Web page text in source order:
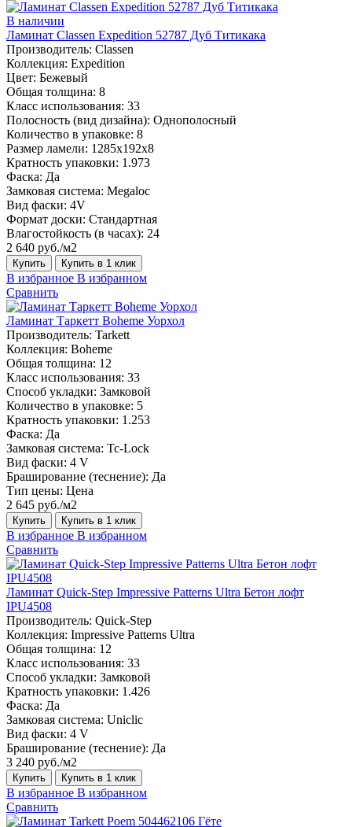
В наличии
Ламинат Classen Expedition 52787 Дуб Титикака
Производитель: Classen
Коллекция: Expedition
Цвет: Бежевый
Общая толщина: 8
Класс использования: 33
Полосность (вид дизайна): Однополосный
Количество в упаковке: 8
Размер ламели: 1285х192х8
Кратность упаковки: 1.973
Фаска: Да
Замковая система: Megaloc
Вид фаски: 4V
Формат доски: Стандартная
Влагостойкость (в часах): 24
2 640 руб./м2
Купить Купить в 1 клик
В избранное В избранном
Сравнить
Ламинат Таркетт Boheme Уорхол
Производитель: Tarkett
Коллекция: Boheme
Общая толщина: 12
Класс использования: 33
Способ укладки: Замковой
Количество в упаковке: 5
Кратность упаковки: 1.253
Фаска: Да
Замковая система: Tc-Lock
Вид фаски: 4 V
Браширование (теснение): Да
Тип цены: Цена
2 645 руб./м2
Купить Купить в 1 клик
В избранное В избранном
Сравнить
Ламинат Quick-Step Impressive Patterns Ultra Бетон лофт
IPU4508
Производитель: Quick-Step
Коллекция: Impressive Patterns Ultra
Общая толщина: 12
Класс использования: 33
Способ укладки: Замковой
Кратность упаковки: 1.426
Фаска: Да
Замковая система: Uniclic
Вид фаски: 4 V
Браширование (теснение): Да
3 240 руб./м2
Купить Купить в 1 клик
В избранное В избранном
Сравнить